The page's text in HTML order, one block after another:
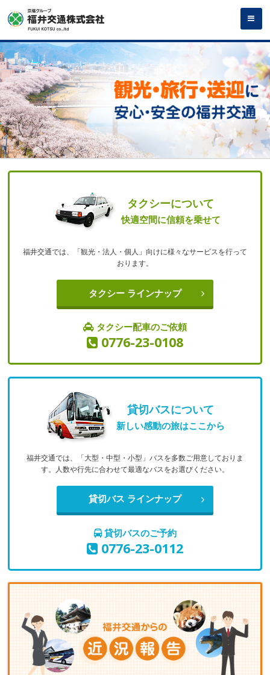
タクシーについて
快適空間に信頼を乗せて
福井交通では、「観光・法人・個人」向けに様々なサービスを行って
おります。
タクシー ラインナップ
タクシー配車のご依頼
0776-23-0108
貸切バスについて
新しい感動の旅はここから
福井交通では、「大型・中型・小型」バスを多数ご用意しておりま
す。 人数や行先に合わせて最適なバスをお選びください。
貸切バス ラインナップ
貸切バスのご予約
0776-23-0112